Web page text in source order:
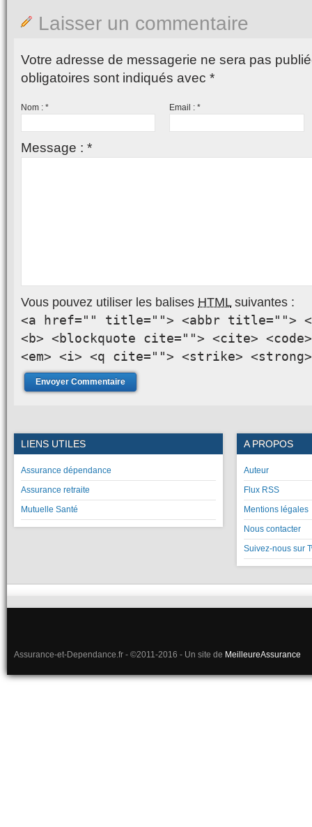
Laisser un commentaire
Votre adresse de messagerie ne sera pas
obligatoires sont indiqués avec *
Nom : * Email :*
Message : *
Vous pouvez utiliser les balises HTMLsuivantes :
<a href="" title=""> <abbr title="">
<b> <blockquote cite=""> <cite>
<em> <i> <q cite=""> <strike> <strong>
LIENS UTILES
Assurance dépendance
Assurance retraite
Mutuelle Santé
A PROPOS
Auteur
Flux RSS
Mentions légales
Nous contacter
Suivez-nous sur
Assurance-et-Dependance.fr - ©2011-2016 - Un site de MeilleureAssurance